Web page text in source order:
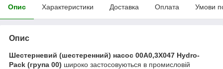
Опис Характеристики Доставка Оплата Умови
Опис
Шестерневий (шестеренний) насос 00A0,3X047 Hydro-
Pack (група 00) широко застосовуються в промисловій